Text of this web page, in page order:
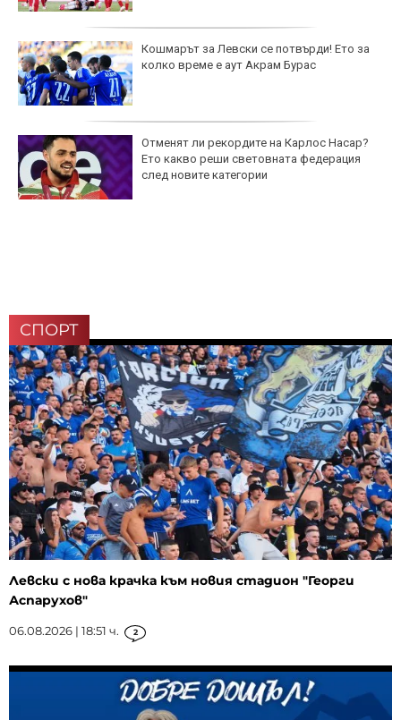
Кошмарът за Левски се потвърди! Ето за
колко време е аут Акрам Бурас
Отменят ли рекордите на Карлос Насар?
Ето какво реши световната федерация
след новите категории
СПОРТ
Левски с нова крачка към новия стадион "Георги
Аспарухов"
06.08.2026 | 18:51 ч. 2